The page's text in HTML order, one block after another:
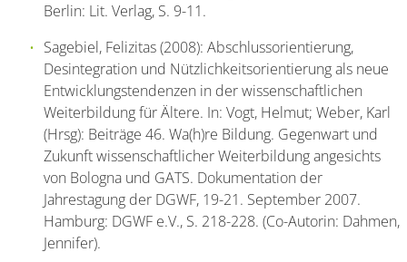
Berlin: Lit. Verlag, S. 9-11.
Sagebiel, Felizitas (2008): Abschlussorientierung,
Desintegration und Nützlichkeitsorientierung als neue
Entwicklungstendenzen in der wissenschaftlichen
Weiterbildung für Ältere. In: Vogt, Helmut; Weber, Karl
(Hrsg): Beiträge 46. Wa(h)re Bildung. Gegenwart und
Zukunft wissenschaftlicher Weiterbildung angesichts
von Bologna und GATS. Dokumentation der
Jahrestagung der DGWF, 19-21. September 2007.
Hamburg: DGWF e.V., S. 218-228. (Co-Autorin: Dahmen,
Jennifer).